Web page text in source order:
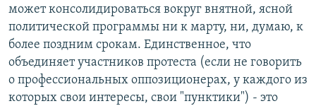
может консолидироваться вокруг внятной, ясной
политической программы ни к марту, ни, думаю, к
более поздним срокам. Единственное, что
объединяет участников протеста (если не говорить
о профессиональных оппозиционерах, у каждого из
которых свои интересы, свои "пунктики") - это